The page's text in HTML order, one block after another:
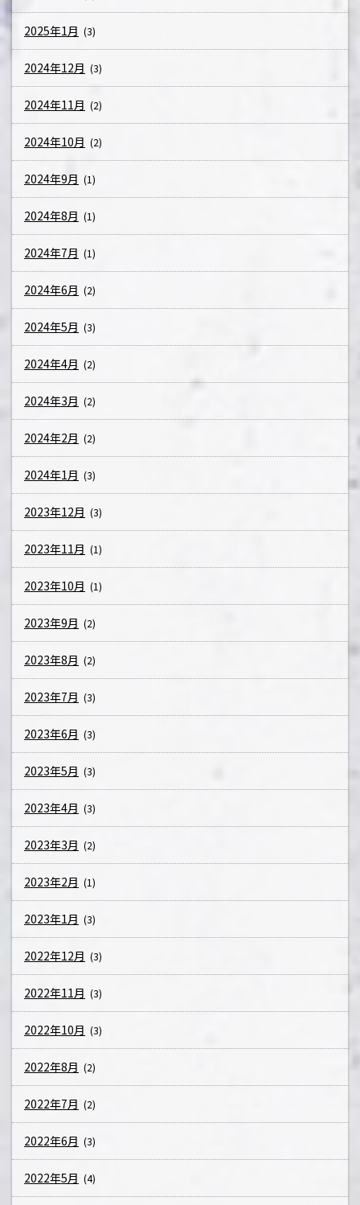
2025年1月 (3)
2024年12月 (3)
2024年11月 (2)
2024年10月 (2)
2024年9月 (1)
2024年8月 (1)
2024年7月 (1)
2024年6月 (2)
2024年5月 (3)
2024年4月 (2)
2024年3月 (2)
2024年2月 (2)
2024年1月 (3)
2023年12月 (3)
2023年11月 (1)
2023年10月 (1)
2023年9月 (2)
2023年8月 (2)
2023年7月 (3)
2023年6月 (3)
2023年5月 (3)
2023年4月 (3)
2023年3月 (2)
2023年2月 (1)
2023年1月 (3)
2022年12月 (3)
2022年11月 (3)
2022年10月 (3)
2022年8月 (2)
2022年7月 (2)
2022年6月 (3)
2022年5月 (4)